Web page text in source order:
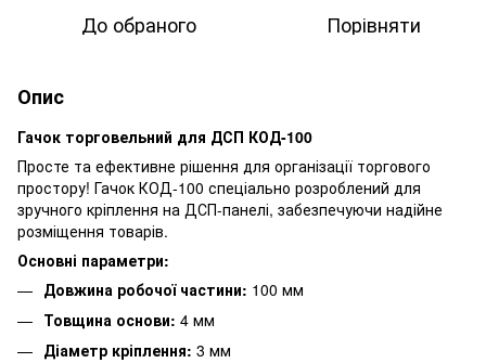
До обраного Порівняти
Опис
Гачок торговельний для ДСП КОД-100
Просте та ефективне рішення для організації торгового
простору! Гачок КОД-100 спеціально розроблений для
зручного кріплення на ДСП-панелі, забезпечуючи надійне
розміщення товарів.
Основні параметри:
Довжина робочої частини: 100 мм
Товщина основи: 4 мм
Діаметр кріплення: 3 мм